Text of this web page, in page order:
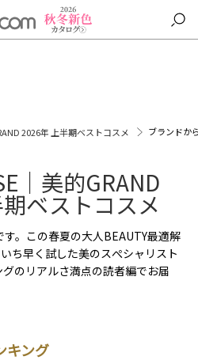
2026年 上半期ベストコスメ ブランドか
｜美的GRAND
ベストコスメ
す。この春夏の大人BEAUTY最適解
ち早く試した美のスぺシャリスト
のリアルさ満点の読者編でお届
キング